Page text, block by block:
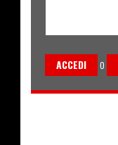
ACCEDI o